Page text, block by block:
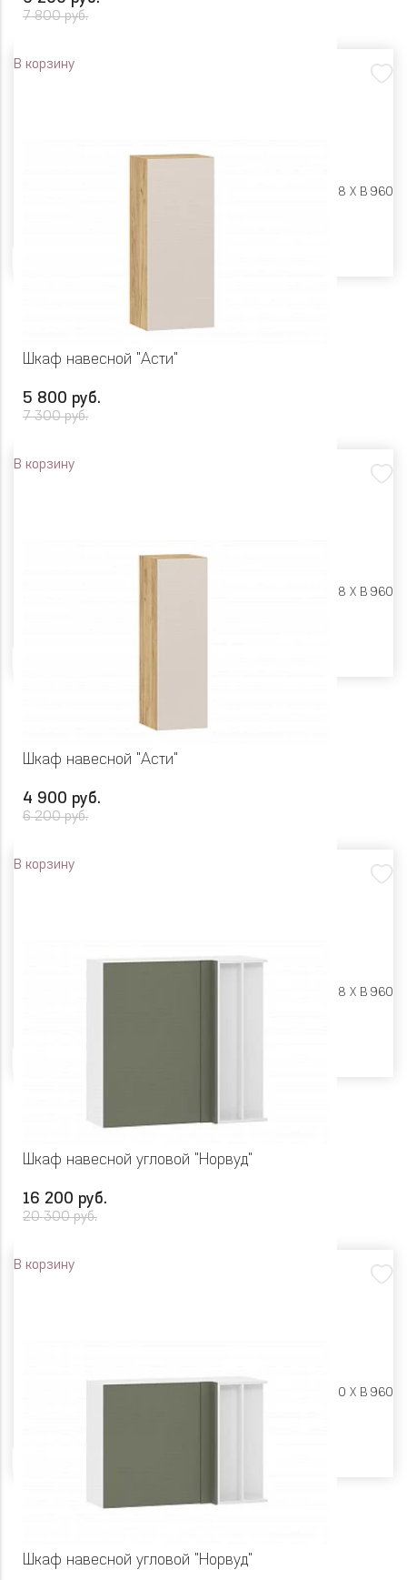
7 800 руб.
В корзину
Ш 450 X Г 318 X В 960
Шкаф навесной "Асти"
5 800 руб.
7 300 руб.
В корзину
Ш 400 X Г 318 X В 960
Шкаф навесной "Асти"
4 900 руб.
6 200 руб.
В корзину
Ш 300 X Г 318 X В 960
Шкаф навесной угловой "Норвуд"
16 200 руб.
20 300 руб.
В корзину
Ш 1000 X Г 400 X В 960
Шкаф навесной угловой "Норвуд"